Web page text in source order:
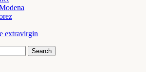
extravirgin
Search